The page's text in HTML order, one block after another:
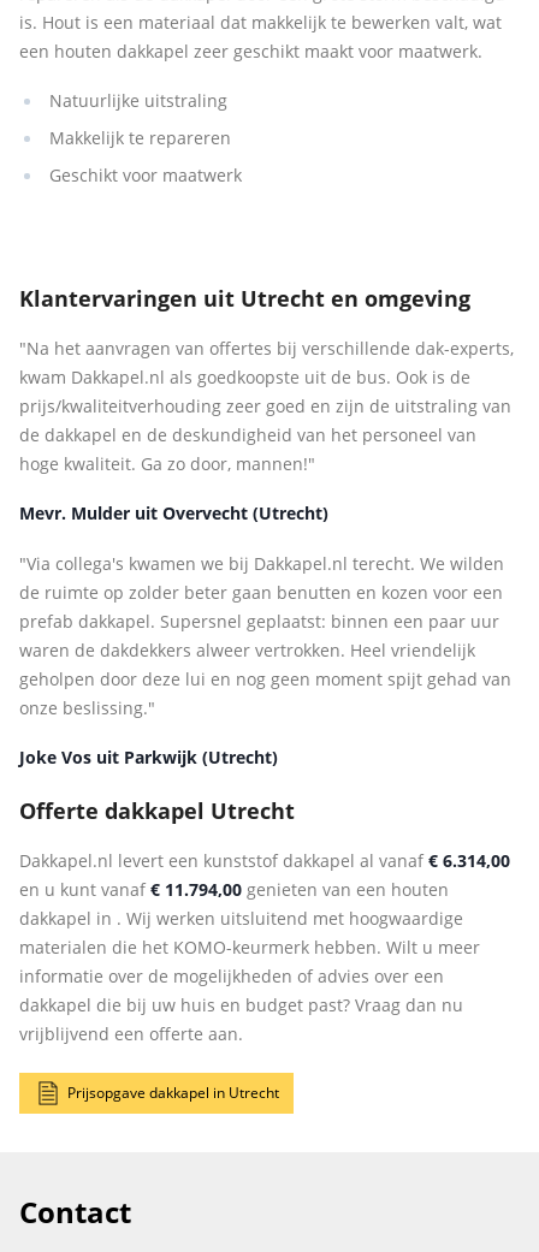
is. Hout is een materiaal dat makkelijk te bewerken valt, wat
een houten dakkapel zeer geschikt maakt voor maatwerk.
Natuurlijke uitstraling
Makkelijk te repareren
Geschikt voor maatwerk
Klantervaringen uit Utrecht en omgeving
"Na het aanvragen van offertes bij verschillende dak-experts,
kwam Dakkapel.nl als goedkoopste uit de bus. Ook is de
prijs/kwaliteitverhouding zeer goed en zijn de uitstraling van
de dakkapel en de deskundigheid van het personeel van
hoge kwaliteit. Ga zo door, mannen!"
Mevr. Mulder uit Overvecht (Utrecht)
"Via collega's kwamen we bij Dakkapel.nl terecht. We wilden
de ruimte op zolder beter gaan benutten en kozen voor een
prefab dakkapel. Supersnel geplaatst: binnen een paar uur
waren de dakdekkers alweer vertrokken. Heel vriendelijk
geholpen door deze lui en nog geen moment spijt gehad van
onze beslissing."
Joke Vos uit Parkwijk (Utrecht)
Offerte dakkapel Utrecht
Dakkapel.nl levert een kunststof dakkapel al vanaf€ 6.314,00
en u kunt vanaf€ 11.794,00 genieten van een houten
dakkapel in . Wij werken uitsluitend met hoogwaardige
materialen die het KOMO-keurmerk hebben. Wilt u meer
informatie over de mogelijkheden of advies over een
dakkapel die bij uw huis en budget past? Vraag dan nu
vrijblijvend een offerte aan.
Prijsopgave dakkapel in Utrecht
Contact